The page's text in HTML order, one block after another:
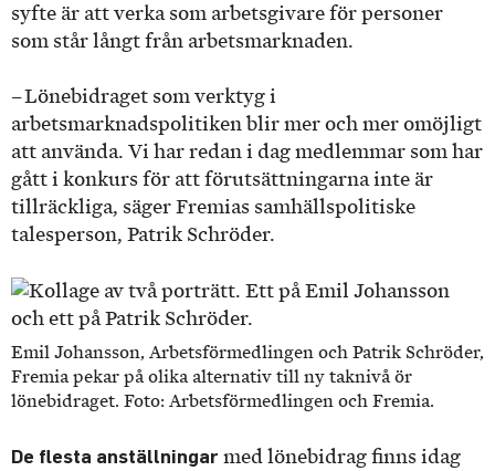
syfte är att verka som arbetsgivare för personer
som står långt från arbetsmarknaden.
– Lönebidraget som verktyg i
arbetsmarknadspolitiken blir mer och mer omöjligt
att använda. Vi har redan i dag medlemmar som har
gått i konkurs för att förutsättningarna inte är
tillräckliga, säger Fremias samhällspolitiske
talesperson, Patrik Schröder.
Emil Johansson, Arbetsförmedlingen och Patrik Schröder,
Fremia pekar på olika alternativ till ny taknivå ör
lönebidraget. Foto: Arbetsförmedlingen och Fremia.
De flesta anställningar med lönebidrag finns idag